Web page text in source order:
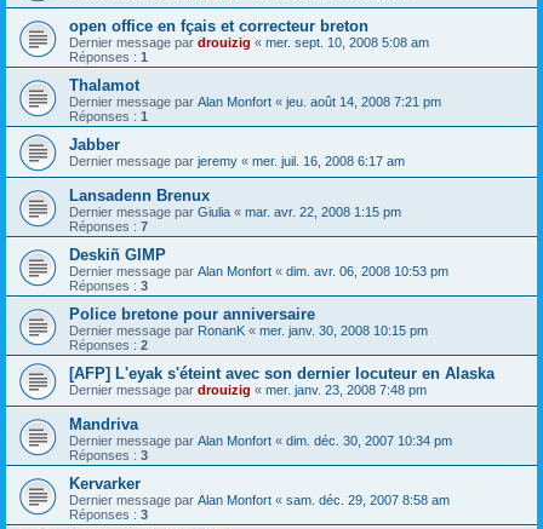
open office en fçais et correcteur breton
Dernier message par drouizig « mer. sept. 10, 2008 5:08 am
Réponses : 1
Thalamot
Dernier message par Alan Monfort « jeu. août 14, 2008 7:21 pm
Réponses : 1
Jabber
Dernier message par jeremy « mer. juil. 16, 2008 6:17 am
Lansadenn Brenux
Dernier message par Giulia « mar. avr. 22, 2008 1:15 pm
Réponses : 7
Deskiñ GIMP
Dernier message par Alan Monfort « dim. avr. 06, 2008 10:53 pm
Réponses : 3
Police bretone pour anniversaire
Dernier message par RonanK « mer. janv. 30, 2008 10:15 pm
Réponses : 2
[AFP] L'eyak s'éteint avec son dernier locuteur en Alaska
Dernier message par drouizig « mer. janv. 23, 2008 7:48 pm
Mandriva
Dernier message par Alan Monfort « dim. déc. 30, 2007 10:34 pm
Réponses : 3
Kervarker
Dernier message par Alan Monfort « sam. déc. 29, 2007 8:58 am
Réponses : 3